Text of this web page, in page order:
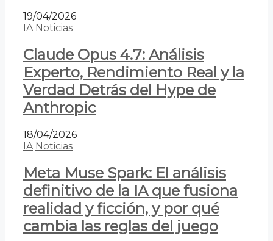
19/04/2026
IA Noticias
Claude Opus 4.7: Análisis
Experto, Rendimiento Real y la
Verdad Detrás del Hype de
Anthropic
18/04/2026
IA Noticias
Meta Muse Spark: El análisis
definitivo de la IA que fusiona
realidad y ficción, y por qué
cambia las reglas del juego